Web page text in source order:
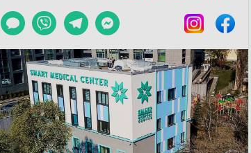
Чат Viber TelegramMessenger InstagramFacebook